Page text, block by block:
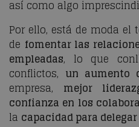
así como algo
Por ello, está de moda el
de fomentar las
empleadas, lo que
conflictos, un aumento
empresa, mejor
confianza en los
la capacidad para